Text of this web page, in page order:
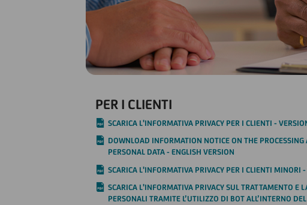
PER I CLIENTI
SCARICA L'INFORMATIVA PRIVACY PER I CLIENTI -
DOWNLOAD INFORMATION NOTICE ON THE
PERSONAL DATA - ENGLISH VERSION
SCARICA L'INFORMATIVA PRIVACY PER I CLIENTI MINORI
SCARICA L'INFORMATIVA PRIVACY SUL TRATTAMENTO E
PERSONALI TRAMITE L’UTILIZZO DI BOT ALL’INTERNO